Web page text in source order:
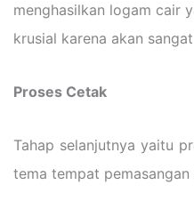
menghasilkan logam cair
krusial karena akan
Proses Cetak
Tahap selanjutnya yaitu
tema tempat